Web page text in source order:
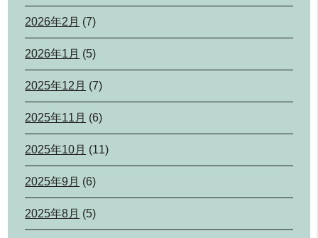
2026年2月 (7)
2026年1月 (5)
2025年12月 (7)
2025年11月 (6)
2025年10月 (11)
2025年9月 (6)
2025年8月 (5)